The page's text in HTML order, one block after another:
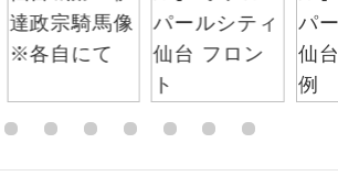
ご宿泊ホテルに露天風呂が付いていま
す。
ご宿泊ホテルに大浴場が付いています。
事の心配はいりません。（機内食を除